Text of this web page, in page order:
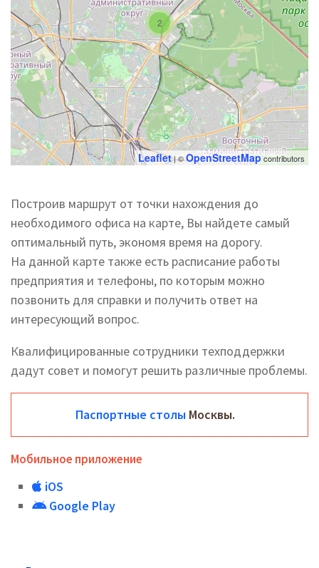
2
Leaflet| ©OpenStreetMapcontributors
Построив маршрут от точки нахождения до
необходимого офиса на карте, Вы найдете самый
оптимальный путь, экономя время на дорогу.
На данной карте также есть расписание работы
предприятия и телефоны, по которым можно
позвонить для справки и получить ответ на
интересующий вопрос.
Квалифицированные сотрудники техподдержки
дадут совет и помогут решить различные проблемы.
Паспортные столы Москвы.
Мобильное приложение
iOS
Google Play